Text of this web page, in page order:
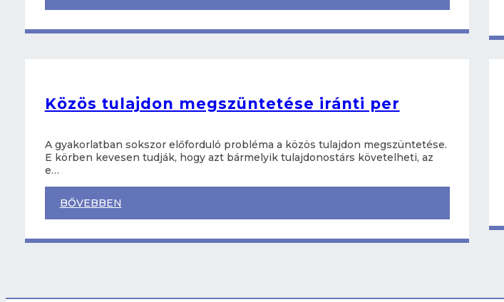
Közös tulajdon megszüntetése iránti per
A gyakorlatban sokszor előforduló probléma a közös tulajdon megszüntetése.
E körben kevesen tudják, hogy azt bármelyik tulajdonostárs követelheti, az
e…
BŐVEBBEN